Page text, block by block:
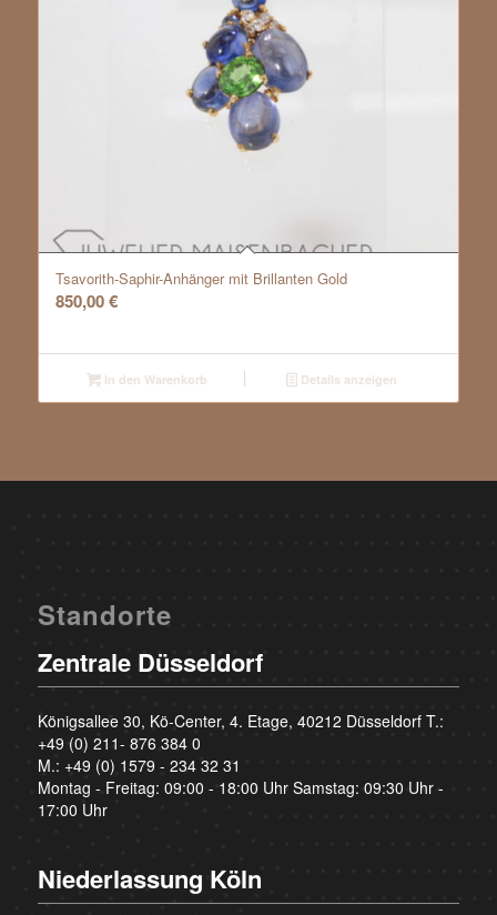
Tsavorith-Saphir-Anhänger mit Brillanten Gold
850,00€
In den Warenkorb Details anzeigen
Standorte
Zentrale Düsseldorf
Königsallee 30, Kö-Center, 4. Etage, 40212 Düsseldorf T.:
+49 (0) 211- 876 384 0
M.: +49 (0) 1579 - 234 32 31
Montag - Freitag: 09:00 - 18:00 Uhr Samstag: 09:30 Uhr -
17:00 Uhr
Niederlassung Köln